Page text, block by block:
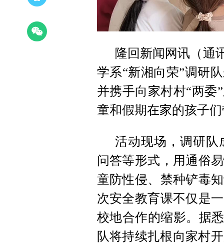
隆回新闻网讯（通
学系“新湘向荣”调研
并携手向家村村“两委
童和假期在家的孩子
活动现场，调研队
问答等形式，用通俗
童防性侵、禁种铲毒
次安全教育课不仅是
校地合作的缩影。据
队将持续扎根向家村